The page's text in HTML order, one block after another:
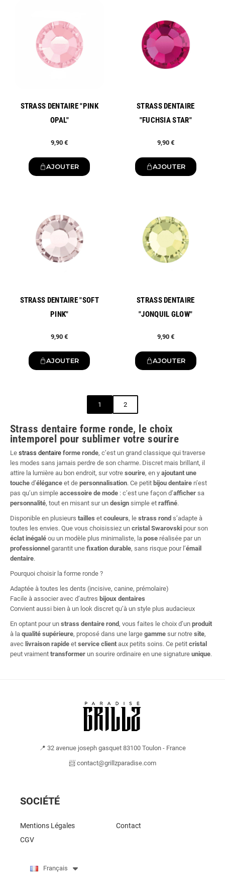
STRASS DENTAIRE "PINK
OPAL"
9,90 €
AJOUTER
STRASS DENTAIRE
"FUCHSIA STAR"
9,90 €
AJOUTER
STRASS DENTAIRE "SOFT
PINK"
9,90 €
AJOUTER
STRASS DENTAIRE
"JONQUIL GLOW"
9,90 €
AJOUTER
1 2
Strass dentaire forme ronde, le choix
intemporel pour sublimer votre sourire
Le strass dentaire forme ronde, c’est un grand classique qui traverse
les modes sans jamais perdre de son charme. Discret mais brillant, il
attire la lumière au bon endroit, sur votre sourire, en y ajoutant une
touche d’élégance et de personnalisation. Ce petit bijou dentaire n’est
pas qu’un simple accessoire de mode : c’est une façon d’afficher sa
personnalité, tout en misant sur un design simple et raffiné.
Disponible en plusieurs tailles et couleurs, le strass rond s’adapte à
toutes les envies. Que vous choisissiez un cristal Swarovski pour son
éclat inégalé ou un modèle plus minimaliste, la pose réalisée par un
professionnel garantit une fixation durable, sans risque pour l’émail
dentaire.
Pourquoi choisir la forme ronde ?
Adaptée à toutes les dents (incisive, canine, prémolaire)
Facile à associer avec d’autres bijoux dentaires
Convient aussi bien à un look discret qu’à un style plus audacieux
En optant pour un strass dentaire rond, vous faites le choix d’un produit
à la qualité supérieure, proposé dans une large gamme sur notre site,
avec livraison rapide et service client aux petits soins. Ce petit cristal
peut vraiment transformer un sourire ordinaire en une signature unique.
📍 32 avenue joseph gasquet 83100 Toulon - France
📨 contact@grillzparadise.com
SOCIÉTÉ
Mentions Légales
CGV
Contact
Français